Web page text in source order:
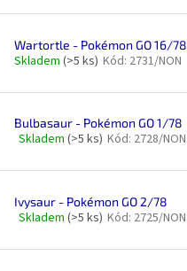
Wartortle - Pokémon GO 16/78
Skladem (>5 ks) Kód: 2731/NON
Bulbasaur - Pokémon GO 1/78
Průměrné
produktu
5,0
z
Skladem (>5 ks) Kód: 2728/NON
Ivysaur - Pokémon GO 2/78
Průměrné
produktu
Skladem (>5 ks) Kód: 2725/NON